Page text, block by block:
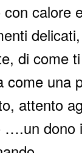
calore
di come
come una
attento
….un dono